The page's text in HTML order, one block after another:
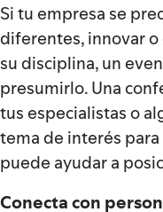
Si tu empresa se
diferentes, innovar o
su disciplina, un
presumirlo. Una
tus especialistas o
tema de interés
puede ayudar a
Conecta con